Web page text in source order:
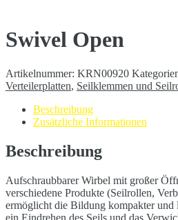
Swivel Open
Artikelnummer: KRN00920
Verteilerplatten, Seilklemmen und
Beschreibung
Zusätzliche Informationen
Beschreibung
Aufschraubbarer Wirbel mit großer
verschiedene Produkte (Seilrollen,
ermöglicht die Bildung kompakter und
ein Eindrehen des Seils und das